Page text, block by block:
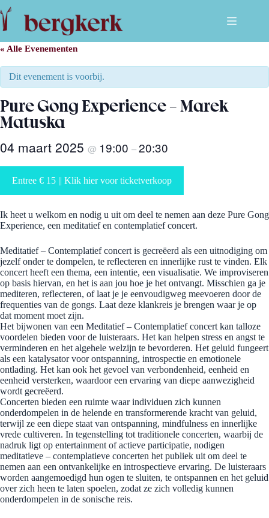
Ga
naar
de
« Alle Evenementen
Dit evenement is voorbij.
Pure Gong Experience – Marek
Matuska
04 maart 2025 @ 19:00 –20:30
Entree € 15 || Klik hier voor ticketverkoop
Ik heet u welkom en nodig u uit om deel te nemen aan deze Pure Gong
Experience, een meditatief en contemplatief concert.
Meditatief – Contemplatief concert is gecreëerd als een uitnodiging om
jezelf onder te dompelen, te reflecteren en innerlijke rust te vinden. Elk
concert heeft een thema, een intentie, een visualisatie. We improviseren
op basis hiervan, en het is aan jou hoe je het ontvangt. Misschien ga je
mediteren, reflecteren, of laat je je eenvoudigweg meevoeren door de
frequenties van de gongs. Laat deze klankreis je brengen waar je op
dat moment moet zijn.
Het bijwonen van een Meditatief – Contemplatief concert kan talloze
voordelen bieden voor de luisteraars. Het kan helpen stress en angst te
verminderen en het algehele welzijn te bevorderen. Het geluid fungeert
als een katalysator voor ontspanning, introspectie en emotionele
ontlading. Het kan ook het gevoel van verbondenheid, eenheid en
eenheid versterken, waardoor een ervaring van diepe aanwezigheid
wordt gecreëerd.
Concerten bieden een ruimte waar individuen zich kunnen
onderdompelen in de helende en transformerende kracht van geluid,
terwijl ze een diepe staat van ontspanning, mindfulness en innerlijke
vrede cultiveren. In tegenstelling tot traditionele concerten, waarbij de
nadruk ligt op entertainment of actieve participatie, nodigen
meditatieve – contemplatieve concerten het publiek uit om deel te
nemen aan een ontvankelijke en introspectieve ervaring. De luisteraars
worden aangemoedigd hun ogen te sluiten, te ontspannen en het geluid
over zich heen te laten spoelen, zodat ze zich volledig kunnen
onderdompelen in de sonische reis.